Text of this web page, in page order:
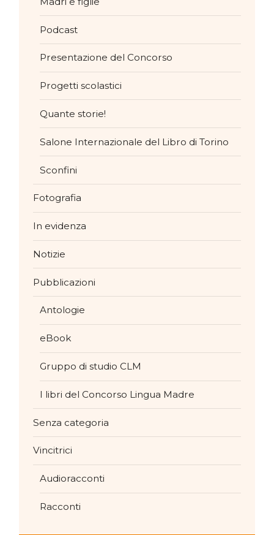
Podcast
Presentazione del Concorso
Progetti scolastici
Quante storie!
Salone Internazionale del Libro di Torino
Sconfini
Fotografia
In evidenza
Notizie
Pubblicazioni
Antologie
eBook
Gruppo di studio CLM
I libri del Concorso Lingua Madre
Senza categoria
Vincitrici
Audioracconti
Racconti